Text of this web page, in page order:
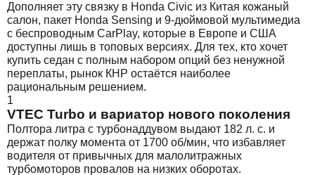
Дополняет эту связку в Honda Civic из Китая кожаный
салон, пакет Honda Sensing и 9-дюймовой мультимедиа
с беспроводным CarPlay, которые в Европе и США
доступны лишь в топовых версиях. Для тех, кто хочет
купить седан с полным набором опций без ненужной
переплаты, рынок КНР остаётся наиболее
рациональным решением.
1
VTEC Turbo и вариатор нового поколения
Полтора литра с турбонаддувом выдают 182 л. с. и
держат полку момента от 1700 об/мин, что избавляет
водителя от привычных для малолитражных
турбомоторов провалов на низких оборотах.